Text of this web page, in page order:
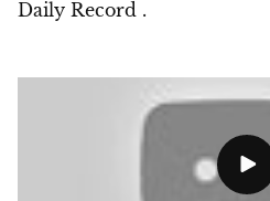
Daily Record .